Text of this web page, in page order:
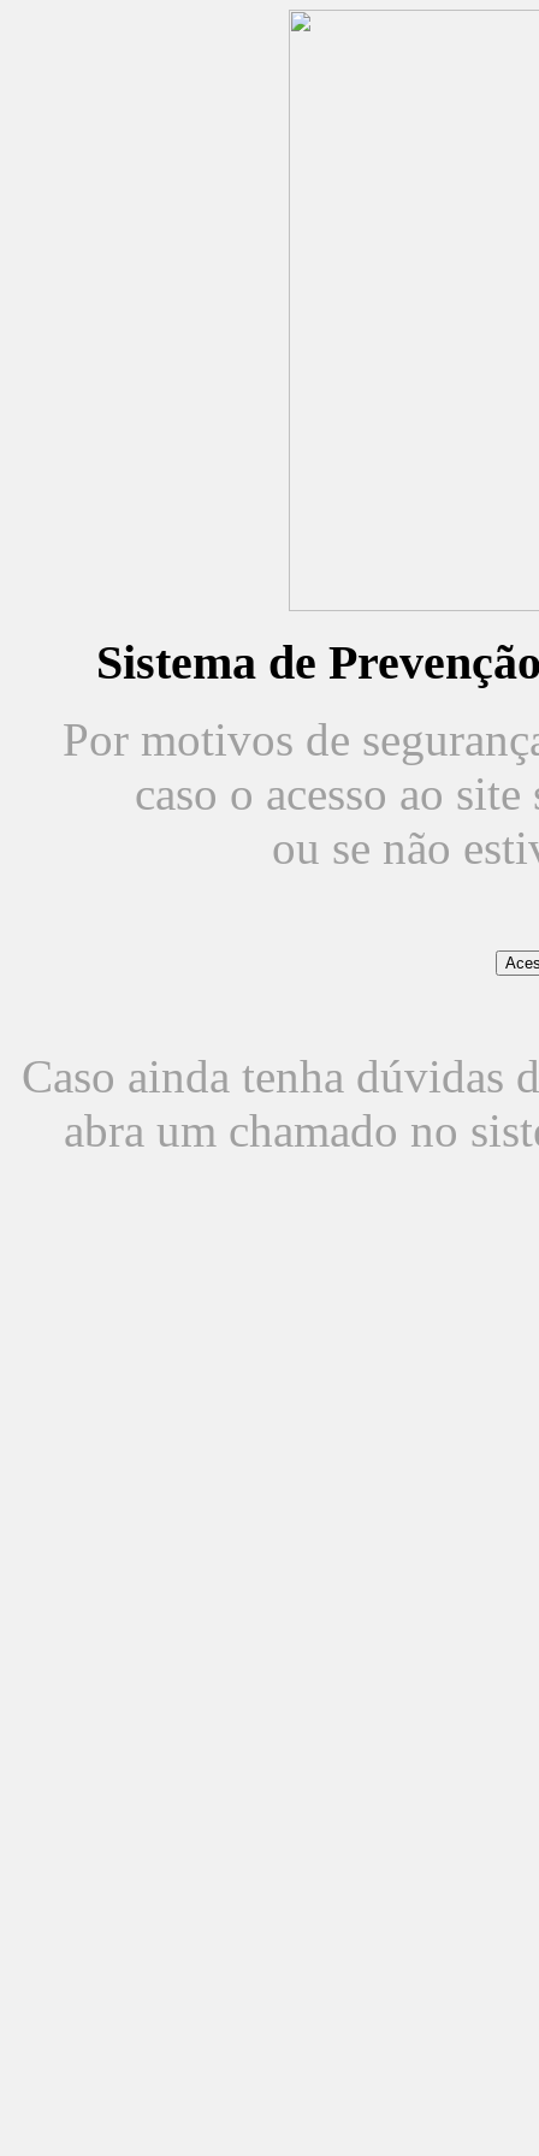
Sistema de
Por motivos de
caso o acesso ao
ou se não
Caso ainda tenha dúvidas
abra um chamado no